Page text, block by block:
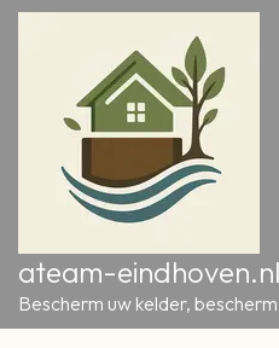
Ga
ateam-eindhoven.nl
Bescherm uw kelder,